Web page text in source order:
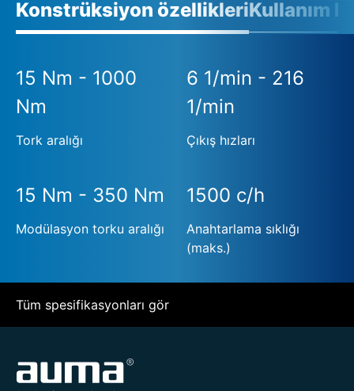
Konstrüksiyon özellikleriKullanım
15 Nm - 1000
Nm
Tork aralığı
6 1/min - 216
1/min
Çıkış hızları
15 Nm - 350 Nm
Modülasyon torku aralığı
1500 c/h
Anahtarlama sıklığı
(maks.)
Tüm spesifikasyonları gör